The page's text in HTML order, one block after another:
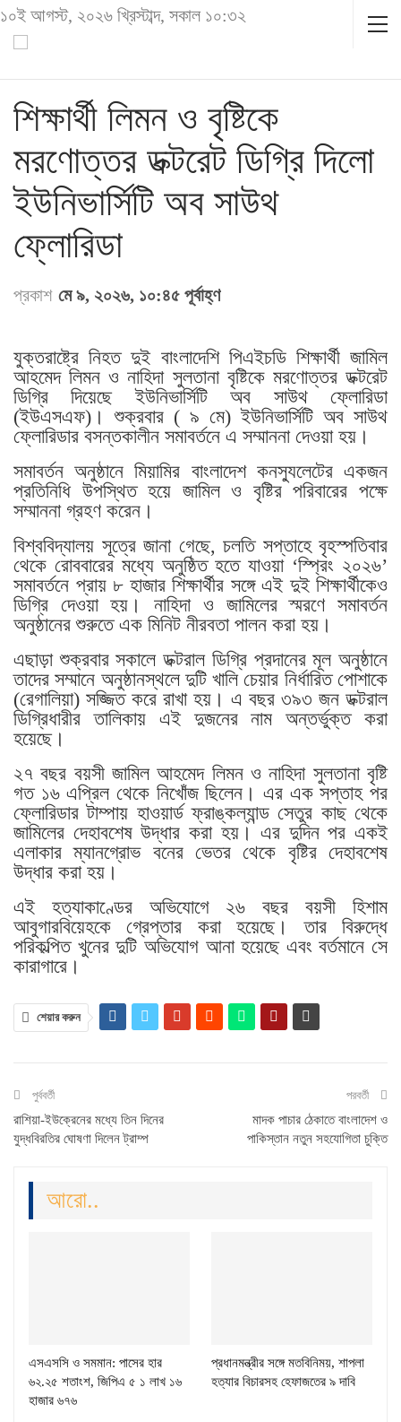
১০ই আগস্ট, ২০২৬ খ্রিস্টাব্দ, সকাল ১০:৩২
শিক্ষার্থী লিমন ও বৃষ্টিকে
মরণোত্তর ডক্টরেট ডিগ্রি দিলো
ইউনিভার্সিটি অব সাউথ
ফ্লোরিডা
প্রকাশ মে ৯, ২০২৬, ১০:৪৫ পূর্বাহ্ণ
যুক্তরাষ্ট্রে নিহত দুই বাংলাদেশি পিএইচডি শিক্ষার্থী জামিল
আহমেদ লিমন ও নাহিদা সুলতানা বৃষ্টিকে মরণোত্তর ডক্টরেট
ডিগ্রি দিয়েছে ইউনিভার্সিটি অব সাউথ ফ্লোরিডা
(ইউএসএফ)। শুক্রবার ( ৯ মে) ইউনিভার্সিটি অব সাউথ
ফ্লোরিডার বসন্তকালীন সমাবর্তনে এ সম্মাননা দেওয়া হয়।
সমাবর্তন অনুষ্ঠানে মিয়ামির বাংলাদেশ কনস‍্যুলেটের একজন
প্রতিনিধি উপস্থিত হয়ে জামিল ও বৃষ্টির পরিবারের পক্ষে
সম্মাননা গ্রহণ করেন।
বিশ্ববিদ্যালয় সূত্রে জানা গেছে, চলতি সপ্তাহে বৃহস্পতিবার
থেকে রোববারের মধ্যে অনুষ্ঠিত হতে যাওয়া ‘স্প্রিং ২০২৬’
সমাবর্তনে প্রায় ৮ হাজার শিক্ষার্থীর সঙ্গে এই দুই শিক্ষার্থীকেও
ডিগ্রি দেওয়া হয়। নাহিদা ও জামিলের স্মরণে সমাবর্তন
অনুষ্ঠানের শুরুতে এক মিনিট নীরবতা পালন করা হয়।
এছাড়া শুক্রবার সকালে ডক্টরাল ডিগ্রি প্রদানের মূল অনুষ্ঠানে
তাদের সম্মানে অনুষ্ঠানস্থলে দুটি খালি চেয়ার নির্ধারিত পোশাকে
(রেগালিয়া) সজ্জিত করে রাখা হয়। এ বছর ৩৯৩ জন ডক্টরাল
ডিগ্রিধারীর তালিকায় এই দুজনের নাম অন্তর্ভুক্ত করা
হয়েছে।
২৭ বছর বয়সী জামিল আহমেদ লিমন ও নাহিদা সুলতানা বৃষ্টি
গত ১৬ এপ্রিল থেকে নিখোঁজ ছিলেন। এর এক সপ্তাহ পর
ফ্লোরিডার টাম্পায় হাওয়ার্ড ফ্রাঙ্কল্যান্ড সেতুর কাছ থেকে
জামিলের দেহাবশেষ উদ্ধার করা হয়। এর দুদিন পর একই
এলাকার ম্যানগ্রোভ বনের ভেতর থেকে বৃষ্টির দেহাবশেষ
উদ্ধার করা হয়।
এই হত্যাকাণ্ডের অভিযোগে ২৬ বছর বয়সী হিশাম
আবুগারবিয়েহকে গ্রেপ্তার করা হয়েছে। তার বিরুদ্ধে
পরিকল্পিত খুনের দুটি অভিযোগ আনা হয়েছে এবং বর্তমানে সে
কারাগারে।
শেয়ার করুন
পুর্ববর্তী
রাশিয়া-ইউক্রেনের মধ্যে তিন দিনের
যুদ্ধবিরতির ঘোষণা দিলেন ট্রাম্প
পরবর্তী
মাদক পাচার ঠেকাতে বাংলাদেশ ও
পাকিস্তান নতুন সহযোগিতা চুক্তি
আরো..
এসএসসি ও সমমান: পাসের হার
৬২.২৫ শতাংশ, জিপিএ ৫ ১ লাখ ১৬
হাজার ৬৭৬
প্রধানমন্ত্রীর সঙ্গে মতবিনিময়, শাপলা
হত্যার বিচারসহ হেফাজতের ৯ দাবি